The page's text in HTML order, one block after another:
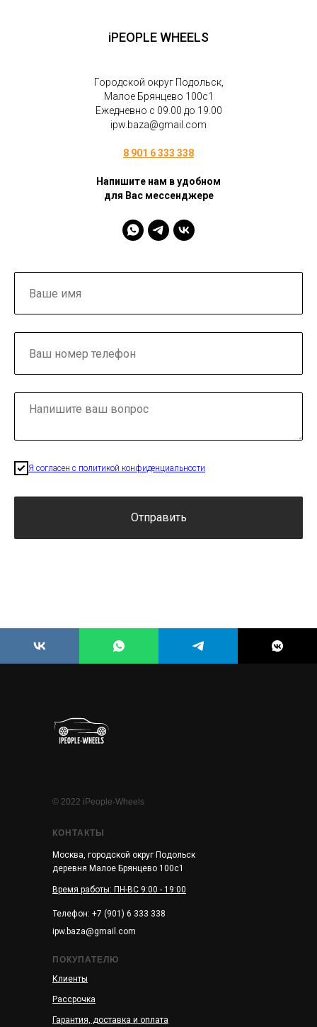
iPEOPLE WHEELS
Городской округ Подольск,
Малое Брянцево 100с1
Ежедневно с 09.00 до 19.00
ipw.baza@gmail.com
8 901 6 333 338
Напишите нам в удобном
для Вас мессенджере
Я согласен с политикой конфиденциальности
Отправить
КОНТАКТЫ
Москва, городской округ Подольск
деревня Малое Брянцево 100с1
ipw.baza@gmail.com
Гарантия, доставка и оплата
Рассрочка
Клиенты
ПОКУПАТЕЛЮ
© 2022 iPeople-Wheels
Телефон: +7 (901) 6 333 338
Время работы: ПН-ВС 9:00 - 19:00